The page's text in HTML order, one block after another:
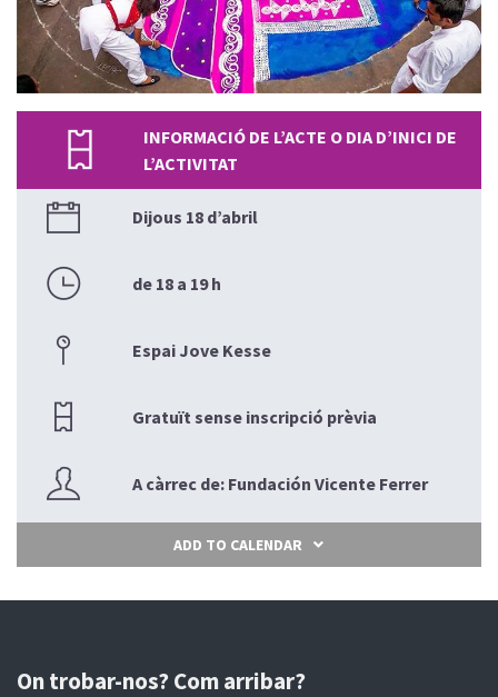
INFORMACIÓ DE L’ACTE O DIA D’INICI DE
L’ACTIVITAT
Dijous 18 d’abril
de 18 a 19 h
Espai Jove Kesse
Gratuït sense inscripció prèvia
A càrrec de: Fundación Vicente Ferrer
ADD TO CALENDAR
On trobar-nos? Com arribar?